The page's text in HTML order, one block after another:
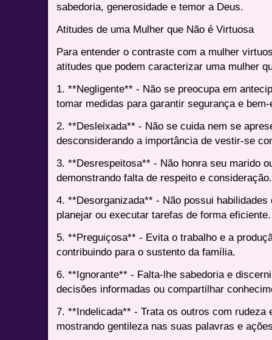
sabedoria, generosidade e temor a Deus.
Atitudes de uma Mulher que Não é Virtuosa
Para entender o contraste com a mulher
atitudes que podem caracterizar uma mulher
1. **Negligente** - Não se preocupa em
tomar medidas para garantir segurança e
2. **Desleixada** - Não se cuida nem se
desconsiderando a importância de vestir-se
3. **Desrespeitosa** - Não honra seu marido
demonstrando falta de respeito e consideração.
4. **Desorganizada** - Não possui
planejar ou executar tarefas de forma eficiente.
5. **Preguiçosa** - Evita o trabalho e a
contribuindo para o sustento da família.
6. **Ignorante** - Falta-lhe sabedoria e
decisões informadas ou compartilhar
7. **Indelicada** - Trata os outros com rudeza
mostrando gentileza nas suas palavras e